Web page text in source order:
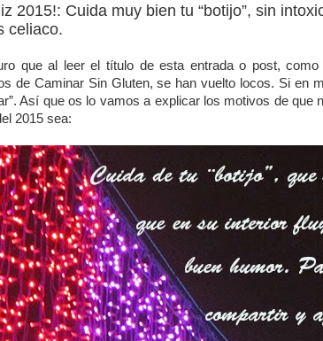
2015!: Cuida muy bien tu “botijo”, sin
celiaco.
que al leer el título de esta entrada o post,
de Caminar Sin Gluten, se han vuelto locos. Si en
Así que os lo vamos a explicar los motivos de que
2015 sea: